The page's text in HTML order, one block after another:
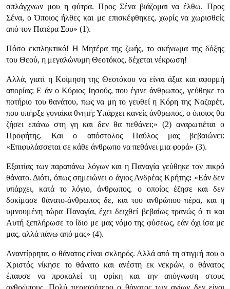
σπλάγχνων μου η φύτρα. Προς Σένα βιάζομαι να έλθω. Προς
Σένα, ο Όποιος ήλθες και με επισκέφθηκες, χωρίς να χωρισθείς
από τον Πατέρα Σου» (1).
Πόσο εκπληκτικό! Η Μητέρα της ζωής, το σκήνωμα της δόξης
του Θεού, η μεγαλώνυμη Θεοτόκος, δέχεται νέκρωση!
Αλλά, γιατί η Κοίμηση της Θεοτόκου να είναι άξια και αφορμή
απορίας; Ε άν ο Κύριος Ιησούς, που έγινε άνθρωπος, γεύθηκε το
ποτήριο του θανάτου, πως να μη το γευθεί η Κόρη της Ναζαρέτ,
που υπήρξε γυναίκα θνητή; Υπάρχει κανείς άνθρωπος, ο όποιος θα
ζήσει επάνω στη γη και δεν θα πεθάνει;» (2) αναρωτιέται ο
Προφήτης. Και ο απόστολος Παύλος μας βεβαιώνει:
«Επιφυλάσσεται σε κάθε άνθρωπο να πεθάνει μια φορά» (3).
Εξαιτίας των παραπάνω λόγων και η Παναγία γεύθηκε τον πικρό
θάνατο. Διότι, όπως σημειώνει ο άγιος Ανδρέας Κρήτης: «Εάν δεν
υπάρχει, κατά το λόγιο, άνθρωπος, ο οποίος έζησε και δεν
δοκίμασε θάνατο-άνθρωπος δε, και του ανθρώπου πέρα, και η
υμνουμένη τώρα Παναγία, έχει δειχθεί βεβαίως τρανώς ό τι και
Αυτή ξεπλήρωσε το ίδιο με μας νόμο της φύσεως, εάν όχι ίσα με
μας, αλλά πάνω από μας» (4).
Αναντίρρητα, ο θάνατος είναι σκληρός. Αλλά από τη στιγμή που ο
Χριστός νίκησε το θάνατο και ανέστη εκ νεκρών, ο θάνατος
έπαυσε να προκαλεί τη φρίκη και την απόγνωση στους
ανθρώπους. Πολύ περισσότερο ο θάνατος των αγίων δεν είναι